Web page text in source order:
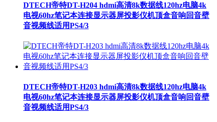
DTECH帝特DT-H204 hdmi高清8k数据线120hz电脑4k
电视60hz笔记本连接显示器屏投影仪机顶盒音响回音壁
音视频线适用PS4/3
DTECH帝特DT-H203 hdmi高清8k数据线120hz电脑4k
电视60hz笔记本连接显示器屏投影仪机顶盒音响回音壁
音视频线适用PS4/3